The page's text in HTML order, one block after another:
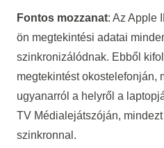
Fontos mozzanat: Az Apple
ön megtekintési adatai
szinkronizálódnak. Ebből
megtekintést okostelefonján,
ugyanarról a helyről a
TV Médialejátszóján, mindezt
szinkronnal .